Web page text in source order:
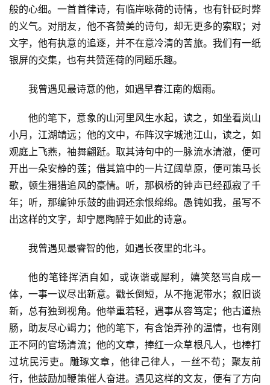
般的心细。一首首律诗，有临岸咏荷的诗情，也有针砭时弊
的义气。对朋友，他不吝赞美的诗句，却无更多的索取；对
文字，他有执意的追逐，并不在意冷清的苦旅。我们有一纸
银屏的交集，也有共赞莲荷的同题乐趣。
我曾遇见最诗意的他，如遇早春江南的烟雨。
他的笔下，意象的山河里风生水起，读之，如坐看岚山
小月，江湖靖远；他的文中，布阵汉字城池江山，读之，如
观庭上飞燕，袖舞翩跹。取其诗句中的一脉流水清澈，便可
开出一朵安静的莲；借其篇中的一片辽阔草原，便可策马长
歌，顿生猎猎追风的豪情。听，那枫桥的钟声已经孤寂了千
年；听，那编钟乐鼓的曲调还余恨绵绵。愚钝如我，虽写不
出这样的文字，却宁愿陶醉于如此的诗意。
我曾遇见最睿智的他，如遇长夜里的北斗。
他的笔锋挥洒自如，或诙谐或犀利，嬉笑怒骂自成一
体，一事一议尽出新意。戳长倒短，从不拖泥带水；叙旧谈
新，总有独到视角。他举重若轻，遇事从容笃定；他古道热
肠，助友尽心竭力；他的笔下，有含饴弄孙的温情，也有刚
正不阿的官场清流；他的文章，捧红一众草根凡人，也棒打
过坑民污吏。雕琢文章，他律己律人，一丝不苟；聚友前
行，他鼓励加鞭策催人奋进。遇见这样的文友，便有了方向